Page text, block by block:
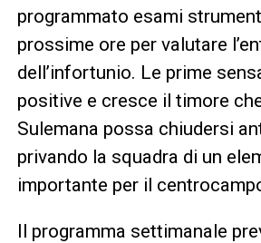
programmato esami
prossime ore per valutare
dell’infortunio. Le prime
positive e cresce il timore
Sulemana possa chiudersi
privando la squadra di un
importante per il
Il programma settimanale